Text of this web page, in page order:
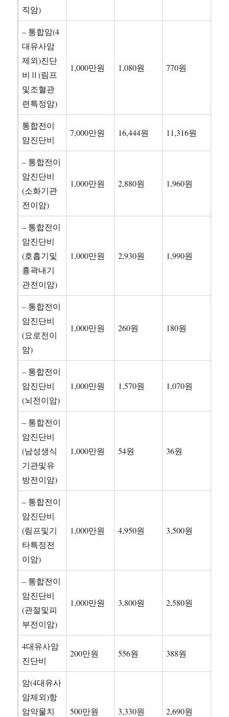
직암)
– 통합암(4
대유사암
제외)진단
비Ⅱ(림프
및조혈관
련특정암)
1,000만원 1,080원 770원
통합전이
암진단비
7,000만원 16,444원 11,316원
– 통합전이
암진단비
(소화기관
전이암)
1,000만원 2,880원 1,960원
– 통합전이
암진단비
(호흡기및
흉곽내기
관전이암)
1,000만원 2,930원 1,990원
– 통합전이
암진단비
(요로전이
암)
1,000만원 260원 180원
– 통합전이
암진단비
(뇌전이암)
1,000만원 1,570원 1,070원
– 통합전이
암진단비
(남성생식
기관및유
방전이암)
1,000만원 54원 36원
– 통합전이
암진단비
(림프및기
타특정전
이암)
1,000만원 4,950원 3,500원
– 통합전이
암진단비
(관절및피
부전이암)
1,000만원 3,800원 2,580원
4대유사암
진단비
200만원 556원 388원
암(4대유사
암제외)항
암약물치
500만원 3,330원 2,690원